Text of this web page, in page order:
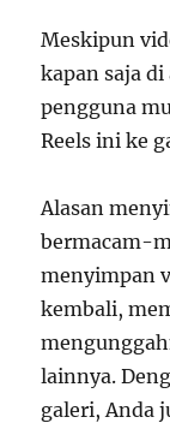
Meskipun
kapan saja
pengguna
Reels ini ke
Alasan
bermacam-
menyimpan
kembali,
lainnya.
galeri, Anda